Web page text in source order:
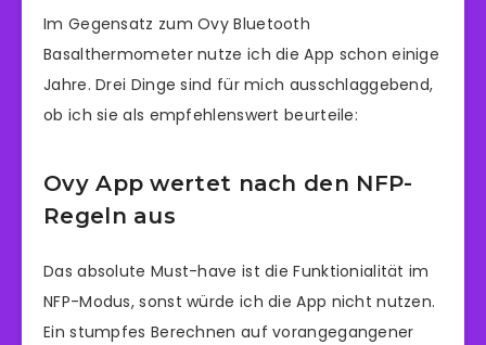
Im Gegensatz zum Ovy Bluetooth
Basalthermometer nutze ich die App schon einige
Jahre. Drei Dinge sind für mich ausschlaggebend,
ob ich sie als empfehlenswert beurteile:
Ovy App wertet nach den NFP-
Regeln aus
Das absolute Must-have ist die Funktionialität im
NFP-Modus, sonst würde ich die App nicht nutzen.
Ein stumpfes Berechnen auf vorangegangener